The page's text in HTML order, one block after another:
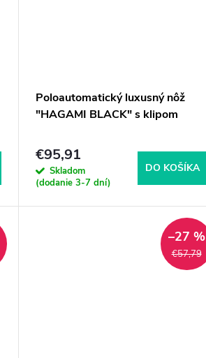
Poloautomatický luxusný nôž
"HAGAMI BLACK" s klipom
€95,91
Skladom
(dodanie 3-7 dní)
DO KOŠÍKA
€57,79
–27 %